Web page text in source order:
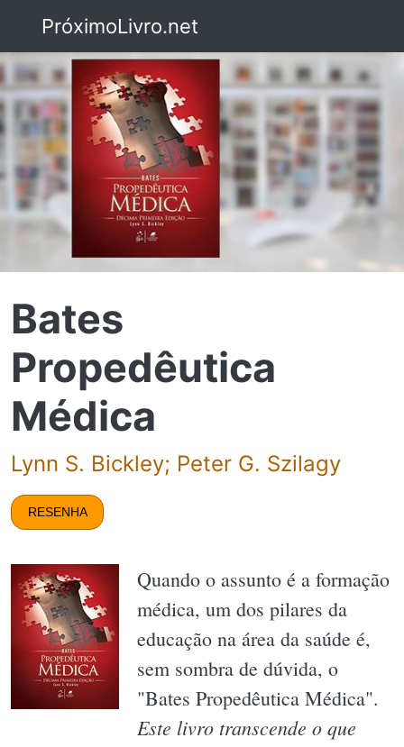
PróximoLivro.net
Bates
Propedêutica
Médica
Lynn S. Bickley; Peter G. Szilagy
RESENHA
Quando o assunto é a formação
médica, um dos pilares da
educação na área da saúde é,
sem sombra de dúvida, o
"Bates Propedêutica Médica".
Este livro transcende o que